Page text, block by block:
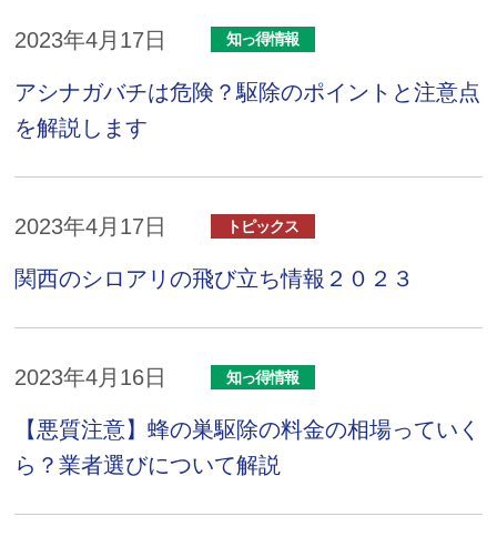
2023年4月17日 知っ得情報
アシナガバチは危険？駆除のポイントと注意点
を解説します
2023年4月17日 トピックス
関西のシロアリの飛び立ち情報２０２３
2023年4月16日 知っ得情報
【悪質注意】蜂の巣駆除の料金の相場っていく
ら？業者選びについて解説